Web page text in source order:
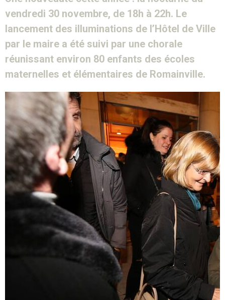
vendredi 30 novembre, de 18h à 22h. Le
lancement des illuminations de l’Hôtel de Ville
par le maire a été suivi par une chorale
réunissant environ 80 enfants des écoles
maternelles et élémentaires de Romainville.